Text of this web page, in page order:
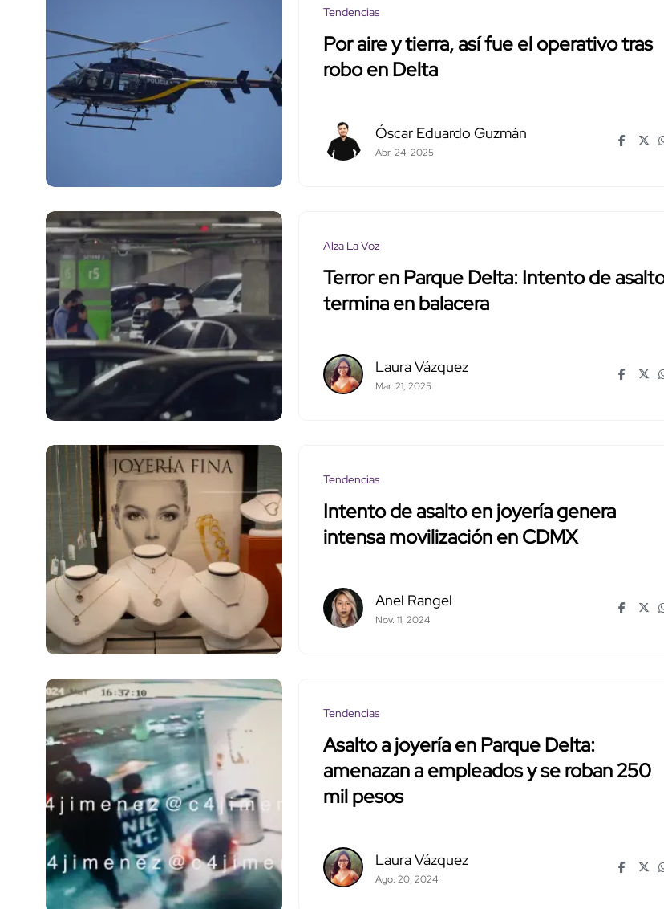
Tendencias
Por aire y tierra, así fue el operativo tras
robo en Delta
Óscar Eduardo Guzmán
Abr. 24, 2025
Alza La Voz
Terror en Parque Delta: Intento de
termina en balacera
Laura Vázquez
Mar. 21, 2025
Tendencias
Intento de asalto en joyería genera
intensa movilización en CDMX
Anel Rangel
Nov. 11, 2024
Tendencias
Asalto a joyería en Parque Delta:
amenazan a empleados y se roban 250
mil pesos
Laura Vázquez
Ago. 20, 2024